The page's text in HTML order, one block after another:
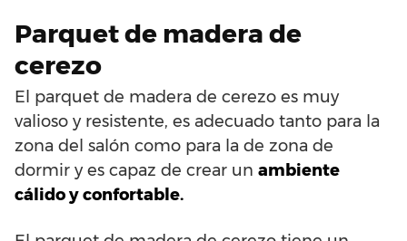
Parquet de madera de
cerezo
El parquet de madera de cerezo es muy
valioso y resistente, es adecuado tanto para la
zona del salón como para la de zona de
dormir y es capaz de crear un ambiente
cálido y confortable.